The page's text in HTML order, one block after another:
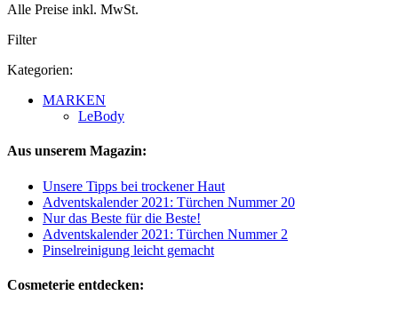
Alle Preise inkl. MwSt.
Filter
Kategorien:
MARKEN
LeBody
Aus unserem Magazin:
Unsere Tipps bei trockener Haut
Adventskalender 2021: Türchen Nummer 20
Nur das Beste für die Beste!
Adventskalender 2021: Türchen Nummer 2
Pinselreinigung leicht gemacht
Cosmeterie entdecken: